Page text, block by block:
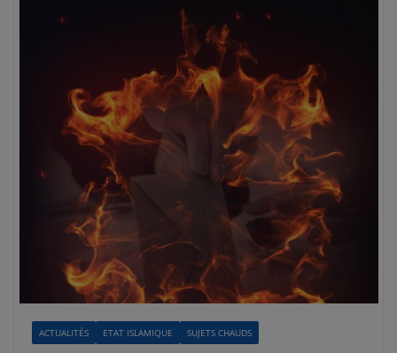
ACTUALITÉS ETAT ISLAMIQUE SUJETS CHAUDS